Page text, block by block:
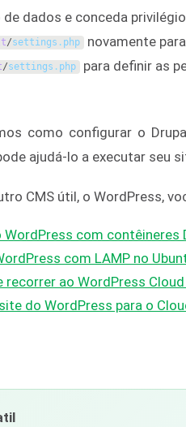
de dados e conceda
/settings . php novamente
/settings . php para definir as
como configurar o
ajudá-lo a executar seu
CMS útil, o WordPress,
com contêineres
com LAMP no
recorrer ao WordPress
do WordPress para o